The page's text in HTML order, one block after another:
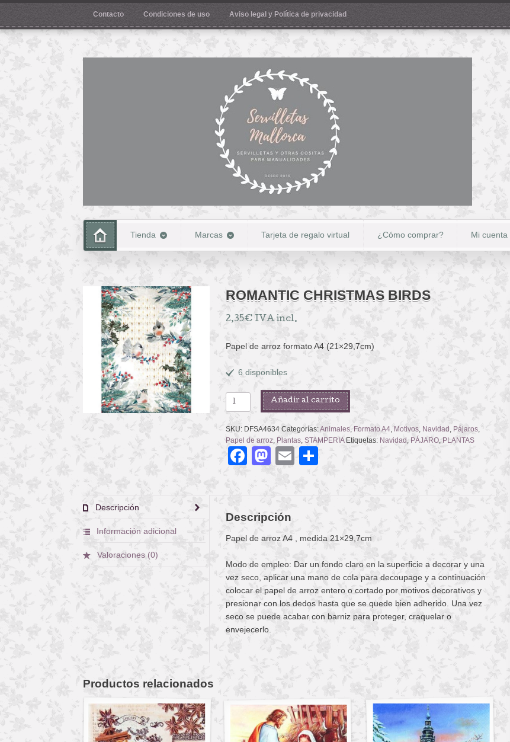
Contacto Condiciones de uso Aviso legal y Política de privacidad
Tienda Marcas Tarjeta de regalo virtual ¿Cómo comprar? Mi cuenta
ROMANTIC CHRISTMAS BIRDS
2,35€ IVA incl.
Papel de arroz formato A4 (21×29,7cm)
6 disponibles
ROMANTIC
CHRISTMAS
BIRDS
cantidad
Añadir al carrito
SKU: DFSA4634 Categorías:Animales, Formato A4, Motivos, Navidad Pájaros,
Papel de arroz, Plantas, STAMPERIA Etiquetas: Navidad PÁJARO, PLANTAS
Facebook
Mastodon
EmailCompartir
Descripción
Información adicional
Valoraciones (0)
Descripción
Papel de arroz A4 , medida 21×29,7cm
Modo de empleo: Dar un fondo claro en la superficie a decorar y una
vez seco, aplicar una mano de cola para decoupage y a continuación
colocar el papel de arroz entero o cortado por motivos decorativos y
presionar con los dedos hasta que se quede bien adherido. Una vez
seco se puede acabar con barniz para proteger, craquelar o
envejecerlo.
Productos relacionados